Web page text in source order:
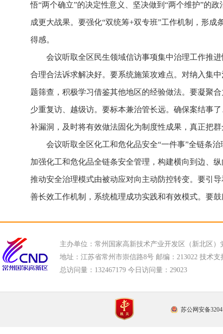
悟“两个确立”的决定性意义、坚决做到“两个维护”的
成更大战果。要强化“双统筹+双专班”工作机制，形
得感。
会议听取全区民生领域信访事项集中治理工作推
合理合法诉求解决好。要系统施策攻难点。对纳入集
题筛查，积极学习借鉴其他地区的经验做法。要凝聚
少重复访、越级访。要标本兼治管长远。确保案结事
补漏洞，及时将有效做法固化为制度性成果，真正把
会议听取全区化工和危化品安全“一件事”全链条
加强化工和危化品全链条安全管理，构建横向到边、
推动安全治理模式由被动应对向主动防控转变。要引
善长效工作机制，系统梳理成功实践和有效模式。要
主办单位：常州国家高新技术产业开发区（新北区）
地址：江苏省常州市崇信路8号 邮编：213022 技术支
总访问量： 132467179 今日访问量： 29023
苏公网安备